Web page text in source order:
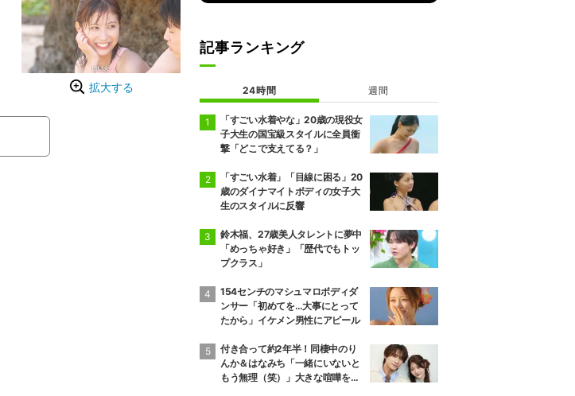
拡大する
記事ランキング
24時間 週間
「すごい水着やな」20歳の現役女
子大生の国宝級スタイルに全員衝
撃「どこで支えてる？」
「すごい水着」「目線に困る」20
歳のダイナマイトボディの女子大
生のスタイルに反響
鈴木福、27歳美人タレントに夢中
「めっちゃ好き」「歴代でもトッ
プクラス」
154センチのマシュマロボディダ
ンサー「初めてを…大事にとって
たから」イケメン男性にアピール
付き合って約2年半！同棲中のり
んか＆はなみち「一緒にいないと
もう無理（笑）」大きな喧嘩を経